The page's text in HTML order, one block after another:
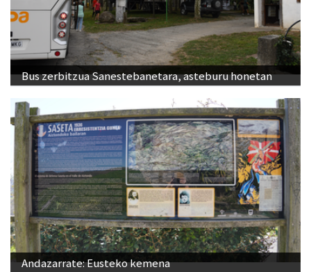
Bus zerbitzua Sanestebanetara, asteburu honetan
Andazarrate: Eusteko kemena